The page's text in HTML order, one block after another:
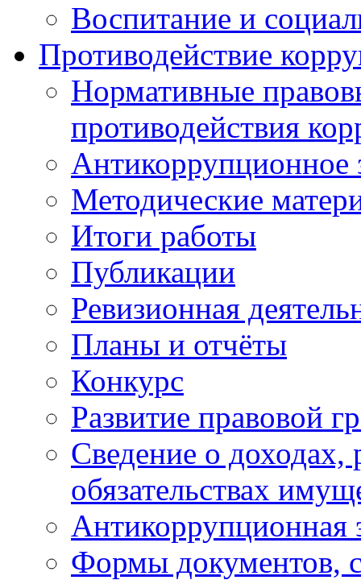
Воспитание и
Противодействие
Нормативные
противодействия
Антикоррупционное
Методические
Итоги работы
Публикации
Ревизионная
Планы и отчёты
Конкурс
Развитие правовой
Сведение о доходах,
обязательствах
Антикоррупционная
Формы документов,